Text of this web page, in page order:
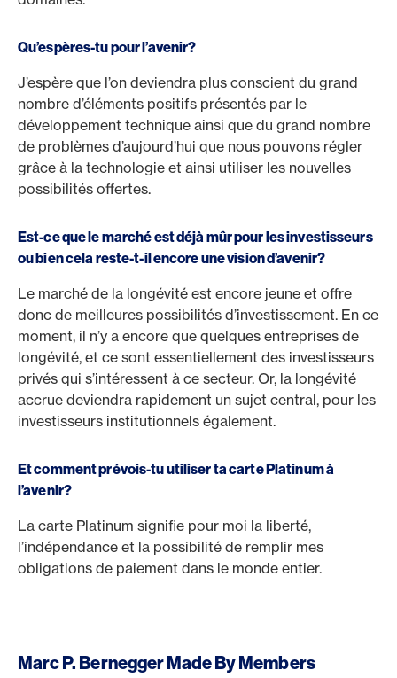
Qu’espères-tu pour l’avenir?
J’espère que l’on deviendra plus conscient du grand
nombre d’éléments positifs présentés par le
développement technique ainsi que du grand nombre
de problèmes d’aujourd’hui que nous pouvons régler
grâce à la technologie et ainsi utiliser les nouvelles
possibilités offertes.
Est-ce que le marché est déjà mûr pour les investisseurs
ou bien cela reste-t-il encore une vision d’avenir?
Le marché de la longévité est encore jeune et offre
donc de meilleures possibilités d’investissement. En ce
moment, il n’y a encore que quelques entreprises de
longévité, et ce sont essentiellement des investisseurs
privés qui s’intéressent à ce secteur. Or, la longévité
accrue deviendra rapidement un sujet central, pour les
investisseurs institutionnels également.
Et comment prévois-tu utiliser ta carte Platinum à
l’avenir?
La carte Platinum signifie pour moi la liberté,
l’indépendance et la possibilité de remplir mes
obligations de paiement dans le monde entier.
Marc P. Bernegger Made By Members